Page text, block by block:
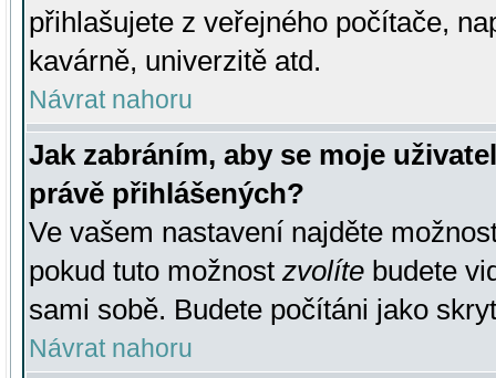
přihlašujete z veřejného počítače,
kavárně, univerzitě atd.
Návrat nahoru
Jak zabráním, aby se moje
právě přihlášených?
Ve vašem nastavení najděte
pokud tuto možnost zvolíte budete
sami sobě. Budete počítáni jako
Návrat nahoru